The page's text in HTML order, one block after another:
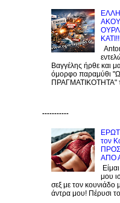
Βαγγέλης ήρθε και
όμορφο παραμύθι
ΠΡΑΓΜΑΤΙΚΟΤΗΤΑ"
-----------
τον
ΑΠΟ
μου
σεξ με τον
άντρα μου! Πέρυσι το